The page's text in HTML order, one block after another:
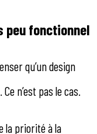
peu fonctionnel
qu’un design
n’est pas le cas.
la priorité à la